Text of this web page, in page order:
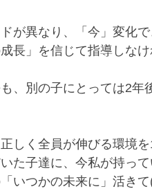
が異なり、「今」変化
長」を信じて指導しなけ
、別の子にとっては2年
しく全員が伸びる環境
た子達に、今私が持っ
いつかの未来に」活き